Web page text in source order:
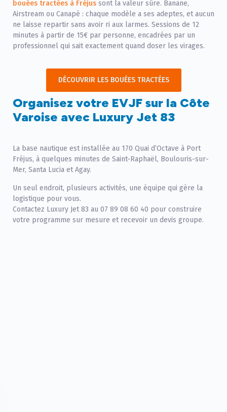
bouées tractées à Fréjus sont la valeur sûre. Banane,
Airstream ou Canapé : chaque modèle a ses adeptes, et aucun
ne laisse repartir sans avoir ri aux larmes. Sessions de 12
minutes à partir de 15€ par personne, encadrées par un
professionnel qui sait exactement quand doser les virages.
DÉCOUVRIR LES BOUÉES TRACTÉES
Organisez votre EVJF sur la Côte
Varoise avec Luxury Jet 83
La base nautique est installée au 170 Quai d’Octave à Port
Fréjus, à quelques minutes de Saint-Raphaël, Boulouris-sur-
Mer, Santa Lucia et Agay.
Un seul endroit, plusieurs activités, une équipe qui gère la
logistique pour vous.
Contactez Luxury Jet 83 au 07 89 08 60 40 pour construire
votre programme sur mesure et recevoir un devis groupe.